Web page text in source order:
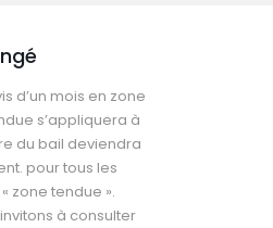
d’un mois en zone
s’appliquera à
du bail deviendra
pour tous les
zone tendue ».
à consulter